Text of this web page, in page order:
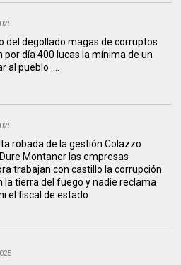
del degollado magas de corruptos
por día 400 lucas la mínima de un
al pueblo ....
robada de la gestión Colazzo
Montaner las empresas
trabajan con castillo la corrupción
la tierra del fuego y nadie reclama
el fiscal de estado